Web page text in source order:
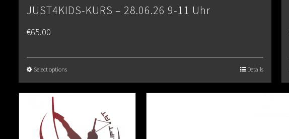
JUST4KIDS-KURS – 28.06.26 9-11 Uhr
€65.00
Select options Details